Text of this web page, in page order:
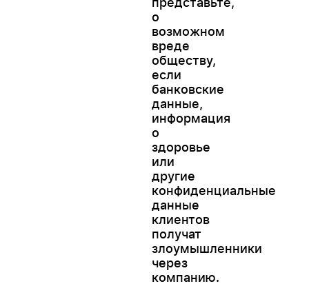
о
возможном
вреде
обществу,
если
банковские
данные,
информация
о
здоровье
или
другие
конфиденциальные
данные
клиентов
получат
злоумышленники
через
компанию.